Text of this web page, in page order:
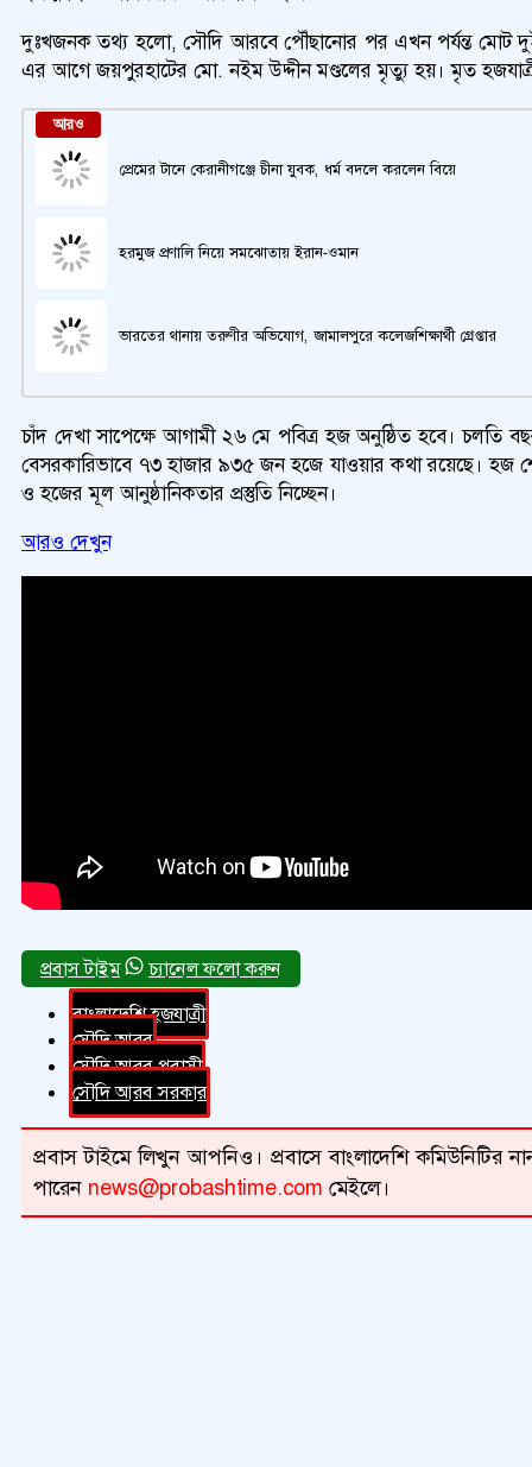
দুঃখজনক তথ্য হলো, সৌদি আরবে পৌঁছানোর পর এখন পর্যন্ত মোট দুই
এর আগে জয়পুরহাটের মো. নইম উদ্দীন মণ্ডলের মৃত্যু হয়। মৃত
আরও
প্রেমের টানে কেরানীগঞ্জে চীনা যুবক, ধর্ম বদলে করলেন বিয়ে
হরমুজ প্রণালি নিয়ে সমঝোতায় ইরান-ওমান
ভারতের থানায় তরুণীর অভিযোগ, জামালপুরে কলেজশিক্ষার্থী গ্রেপ্তার
চাঁদ দেখা সাপেক্ষে আগামী ২৬ মে পবিত্র হজ অনুষ্ঠিত হবে। চলতি
বেসরকারিভাবে ৭৩ হাজার ৯৩৫ জন হজে যাওয়ার কথা রয়েছে। হজ
ও হজের মূল আনুষ্ঠানিকতার প্রস্তুতি নিচ্ছেন।
আরও দেখুন
চ্যানেল ফলো করুন
বাংলাদেশি হজযাত্রী
সৌদি আরব
সৌদি আরব প্রবাসী
সৌদি আরব সরকার
প্রবাস টাইমে লিখুন আপনিও। প্রবাসে বাংলাদেশি কমিউনিটির
পারেন news@probashtime.com মেইলে।